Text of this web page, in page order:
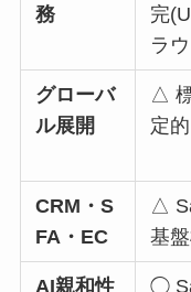
務
完
ラ
グローバ
ル展開
△
定的
CRM・S
FA・EC
△
基
AI親和性 ◯